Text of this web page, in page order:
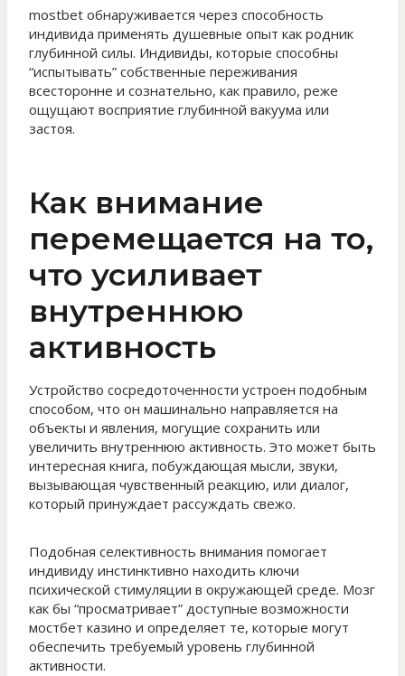
mostbet обнаруживается через способность
индивида применять душевные опыт как родник
глубинной силы. Индивиды, которые способны
“испытывать” собственные переживания
всесторонне и сознательно, как правило, реже
ощущают восприятие глубинной вакуума или
застоя.
Как внимание
перемещается на то,
что усиливает
внутреннюю
активность
Устройство сосредоточенности устроен подобным
способом, что он машинально направляется на
объекты и явления, могущие сохранить или
увеличить внутреннюю активность. Это может быть
интересная книга, побуждающая мысли, звуки,
вызывающая чувственный реакцию, или диалог,
который принуждает рассуждать свежо.
Подобная селективность внимания помогает
индивиду инстинктивно находить ключи
психической стимуляции в окружающей среде. Мозг
как бы “просматривает” доступные возможности
мостбет казино и определяет те, которые могут
обеспечить требуемый уровень глубинной
активности.